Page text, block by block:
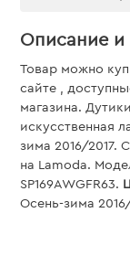
Описание и
Товар можно
сайте ,
магазина.
искусственная
зима 2016/2017.
на Lamoda.
SP169AWGFR63.
Осень-зима 2016/